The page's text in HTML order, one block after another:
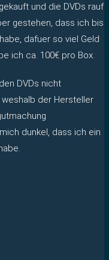
und die DVDs rauf
gestehen, dass ich bis
dafuer so viel Geld
ich ca. 100€ pro Box.
DVDs nicht
der Hersteller
dunkel, dass ich ein